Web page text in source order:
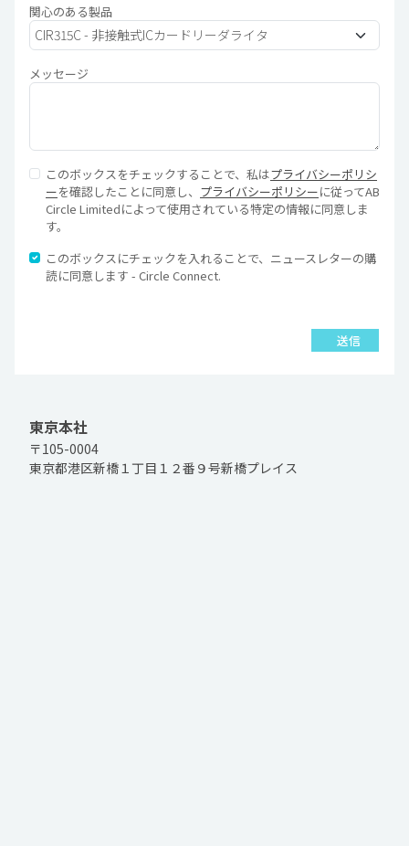
東京本社
〒105-0004
東京都港区新橋１丁目１２番９号新橋プレイス
関心のある製品
メッセージ
このボックスをチェックすることで、私はプライバシーポリシ
ーを確認したことに同意し、 プライバシーポリシーに従ってAB
Circle Limitedによって使用されている特定の情報に同意しま
す。
このボックスにチェックを入れることで、ニュースレターの購
読に同意します - Circle Connect.
送信